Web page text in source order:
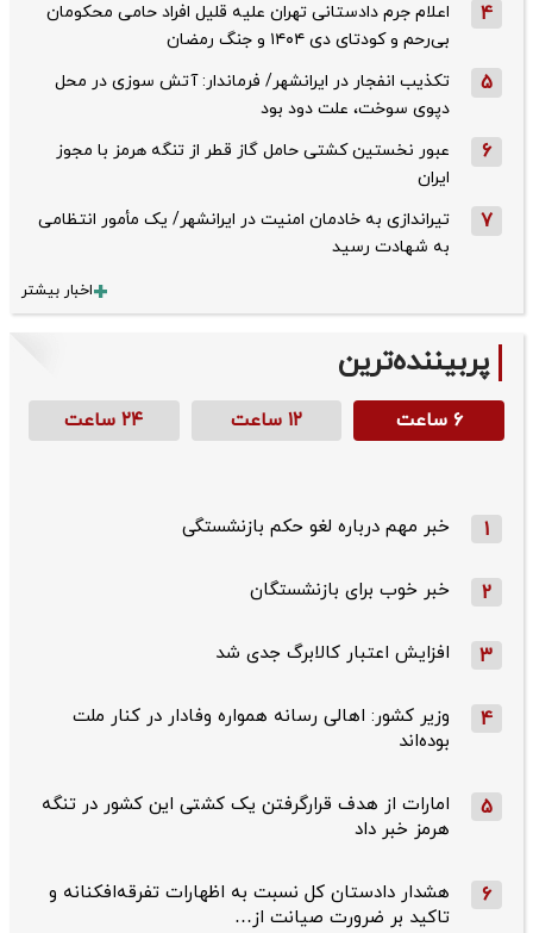
4
اعلام جرم دادستانی تهران علیه قلیل افراد حامی محکومان
بی‌رحم و کودتای دی‌ ۱۴۰۴ و جنگ رمضان
5
تکذیب ‌انفجار در ایرانشهر/ فرماندار: آتش سوزی در محل
دپوی سوخت، علت دود بود
6
عبور نخستین کشتی حامل گاز قطر از تنگه هرمز با مجوز
ایران
7
تیراندازی به خادمان امنیت در ایرانشهر/ یک مأمور انتظامی
به شهادت رسید
اخبار بیشتر
پربیننده‌ترین
۶ ساعت ۱۲ ساعت ۲۴ ساعت
1 خبر مهم درباره لغو حکم بازنشستگی
2 خبر خوب برای بازنشستگان
3 افزایش اعتبار کالابرگ جدی شد
4
وزیر کشور: اهالی رسانه همواره وفادار در کنار ملت
بوده‌اند
5
امارات از هدف قرارگرفتن یک کشتی این کشور در تنگه
هرمز خبر داد
6
هشدار دادستان کل نسبت به اظهارات تفرقه‌افکنانه و
تاکید بر ضرورت صیانت از…